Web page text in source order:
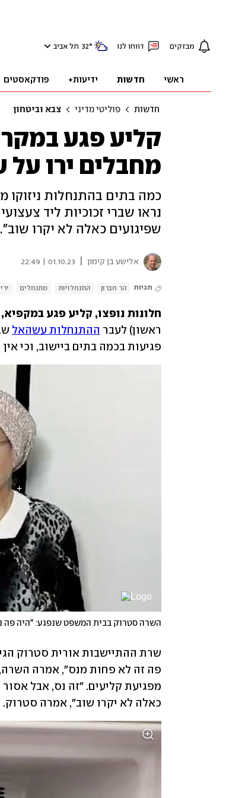
מבזקים דווחו לנו 32° תל אביב
ראשי חדשות ידיעות+ פודקאסטים
חדשות פוליטי מדיני צבא וביטחון
קליע פגע
מחבלים ירו
כמה בתים בהתנחלות ניזוקו
נראו שברי זכוכיות ליד
שפיגועים כאלה לא יקרו
אלישע בן קימון 01.10.23 | 22:49
תגיות הר חברון התנחלויות מתנחלים ירי
חלונות נופצו, קליע פגע
ראשון) לעבר ההתנחלות עשהאל
פגיעות בכמה בתים ביישוב, וכי
השרה סטרוק בבית המשפט שנפגע: "היה פה
כאלה לא יקרו שוב", אמרה סטרוק.